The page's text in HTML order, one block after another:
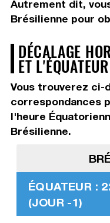
Autrement dit,
Brésilienne pour
DÉCALAGE
ET
Vous trouverez ci-
correspondances
l'heure
Brésilienne.
ÉQUATEUR :
(JOUR -1)